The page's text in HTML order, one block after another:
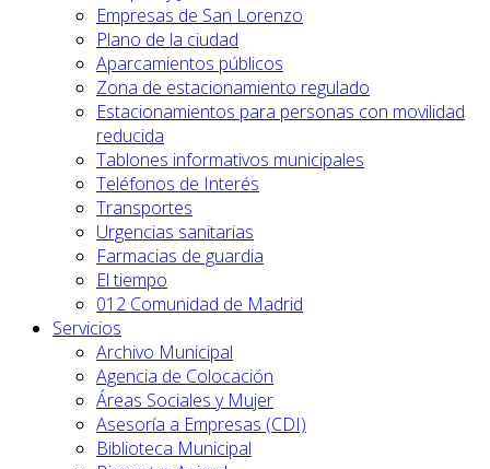
Empresas de San Lorenzo
Plano de la ciudad
Aparcamientos públicos
Zona de estacionamiento regulado
Estacionamientos para personas con movilidad
reducida
Tablones informativos municipales
Teléfonos de Interés
Transportes
Urgencias sanitarias
Farmacias de guardia
El tiempo
012 Comunidad de Madrid
Servicios
Archivo Municipal
Agencia de Colocación
Áreas Sociales y Mujer
Asesoría a Empresas (CDI)
Biblioteca Municipal